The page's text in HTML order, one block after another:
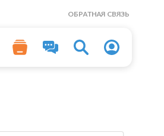
ОБРАТНАЯ СВЯЗЬ